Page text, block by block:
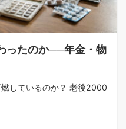
ったのか──年金・物
しているのか？ 老後2000